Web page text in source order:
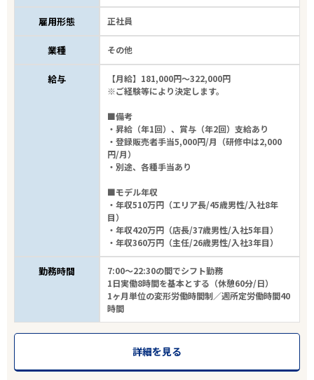
雇用形態 正社員
業種 その他
給与
【月給】181,000円～322,000円
※ご経験等により決定します。
■備考
・昇給（年1回）、賞与（年2回）支給あり
・登録販売者手当5,000円/月（研修中は2,000
円/月）
・別途、各種手当あり
■モデル年収
・年収510万円（エリア長/45歳男性/入社8年
目）
・年収420万円（店長/37歳男性/入社5年目）
・年収360万円（主任/26歳男性/入社3年目）
勤務時間
7:00～22:30の間でシフト勤務
1日実働8時間を基本とする（休憩60分/日）
1ヶ月単位の変形労働時間制／週所定労働時間40
時間
詳細を見る